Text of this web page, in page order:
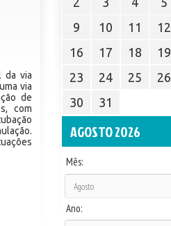
da via
via
de
com
9
10 11 12
16
17 18 19
23
24 25 26
30
31
AGOSTO 2026
Mês:
Ano: